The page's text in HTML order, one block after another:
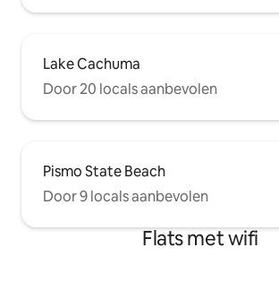
Lake Cachuma
Door 20 locals aanbevolen
Pismo State Beach
Door 9 locals aanbevolen
Flats met wifi